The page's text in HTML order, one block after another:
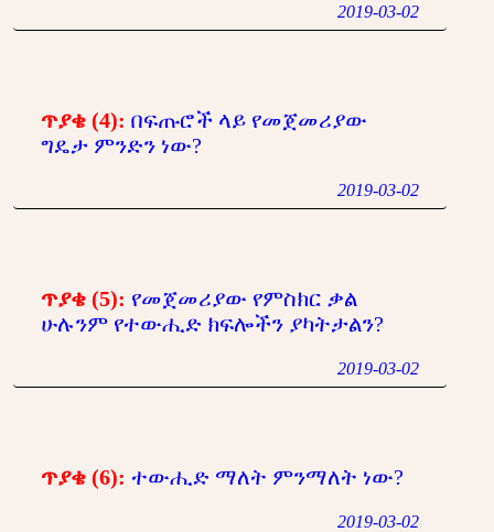
2019-03-02
ጥያቄ (4): በፍጡሮች ላይ የመጀመሪያው
ግዴታ ምንድን ነው?
2019-03-02
ጥያቄ (5): የመጀመሪያው የምስክር ቃል
ሁሉንም የተውሒድ ክፍሎችን ያካትታልን?
2019-03-02
ጥያቄ (6): ተውሒድ ማለት ምንማለት ነው?
2019-03-02